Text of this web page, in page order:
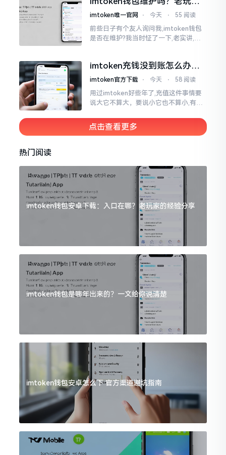
功登录。
说说心里话
imtoken唯一官网 ⋅ 今天 ⋅ 55 阅读
前些日子有个友人询问我,imtoken钱包
是否在维护?我当时怔了一下,老实讲,该
生锈
imtoken充钱没到账怎么办？
老用户教你几招
imtoken官方下载 ⋅ 今天 ⋅ 58 阅读
用过imtoken好些年了,充值这件事情要
说大它不算大，要说小它也不算小,有时
人心里好似热锅上的蚂蚁团团转,实际上
吧
点击查看更多
热门阅读
imtoken钱包安卓下载：入口在哪？老玩家的经验分享
imtoken钱包是哪年出来的？一文给你说清楚
imtoken钱包安卓怎么下 官方渠道避坑指南